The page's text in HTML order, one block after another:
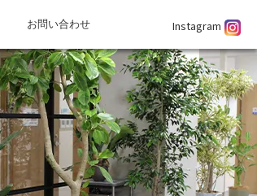
お問い合わせ Instagram